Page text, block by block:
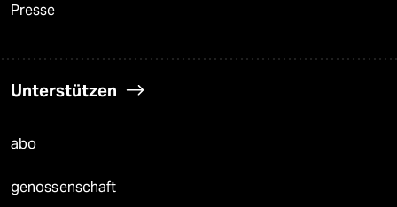
Presse
Unterstützen
abo
genossenschaft